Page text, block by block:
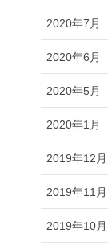
2020年7月
2020年6月
2020年5月
2020年1月
2019年12月
2019年11月
2019年10月